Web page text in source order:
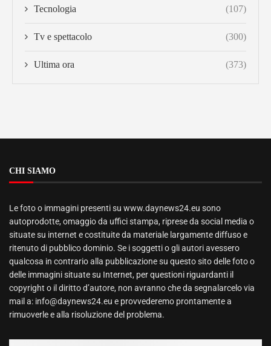
Tecnologia (107)
Tv e spettacolo (300)
Ultima ora (373)
CHI SIAMO
Le foto o immagini presenti su www.daynews24.eu sono
autoprodotte, omaggio da uffici stampa, riprese da social media o
situate su internet e costituite da materiale largamente diffuso e
ritenuto di pubblico dominio. Se i soggetti o gli autori avessero
qualcosa in contrario alla pubblicazione su questo sito delle foto o
delle immagini situate su Internet, per questioni riguardanti il
copyright o il diritto d’autore, non avranno che da segnalarcelo via
mail a: info@daynews24.eu e provvederemo prontamente a
rimuoverle e alla risoluzione del problema.